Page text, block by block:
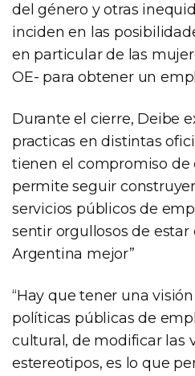
del género y otras
inciden en las
en particular de las
OE- para obtener un
Durante el cierre, Deibe
practicas en distintas
tienen el compromiso de
permite seguir
servicios públicos de
sentir orgullosos de
Argentina mejor”
“Hay que tener una
políticas públicas de
cultural, de modificar las
estereotipos, es lo que